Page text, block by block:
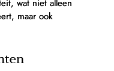
wat niet alleen
maar ook